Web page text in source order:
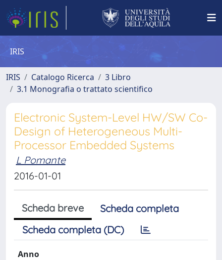
IRIS
IRIS Catalogo Ricerca
3 Libro
3.1 Monografia o trattato scientifico
Electronic System-Level HW/SW Co-
Design of Heterogeneous Multi-
Processor Embedded Systems
L Pomante
2016-01-01
Scheda breve
Scheda completa
Scheda completa (DC)
Anno